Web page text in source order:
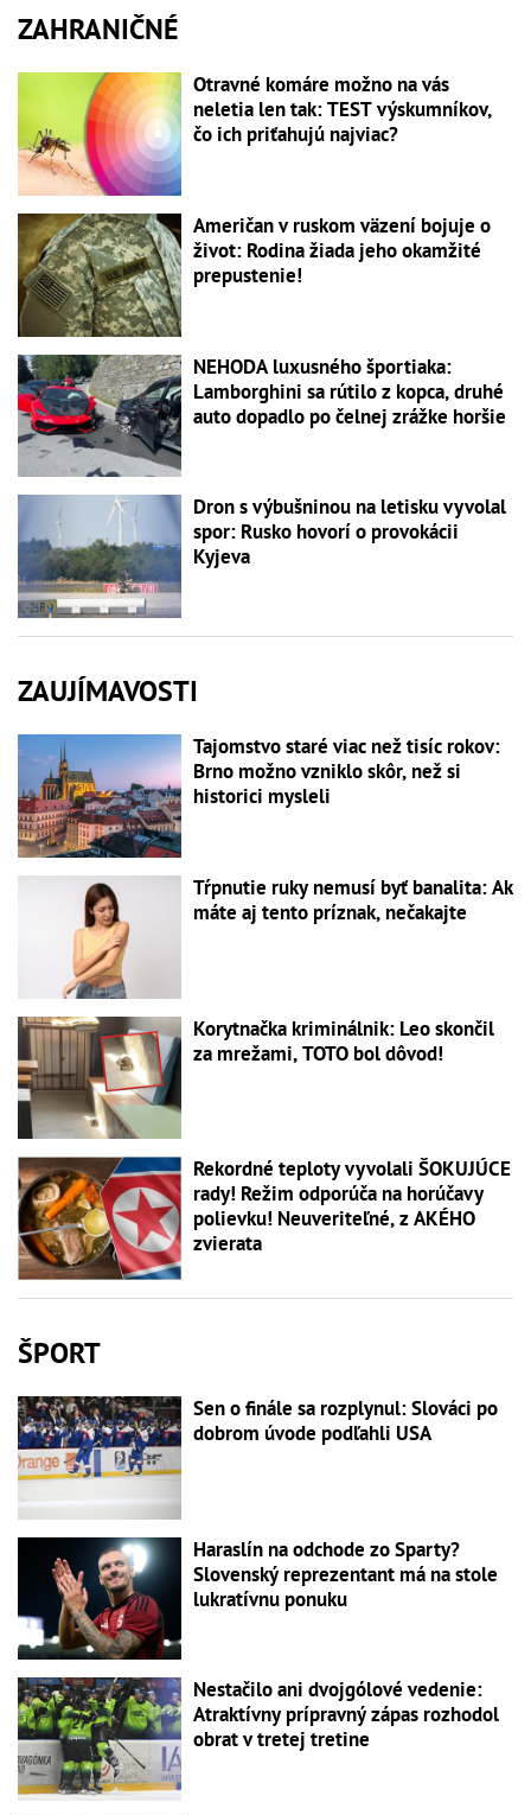
ZAHRANIČNÉ
Otravné komáre možno na vás
neletia len tak: TEST výskumníkov,
čo ich priťahujú najviac?
Američan v ruskom väzení bojuje o
život: Rodina žiada jeho okamžité
prepustenie!
NEHODA luxusného športiaka:
Lamborghini sa rútilo z kopca, druhé
auto dopadlo po čelnej zrážke horšie
Dron s výbušninou na letisku vyvolal
spor: Rusko hovorí o provokácii
Kyjeva
ZAUJÍMAVOSTI
Tajomstvo staré viac než tisíc rokov:
Brno možno vzniklo skôr, než si
historici mysleli
Tŕpnutie ruky nemusí byť banalita: Ak
máte aj tento príznak, nečakajte
Korytnačka kriminálnik: Leo skončil
za mrežami, TOTO bol dôvod!
Rekordné teploty vyvolali ŠOKUJÚCE
rady! Režim odporúča na horúčavy
polievku! Neuveriteľné, z AKÉHO
zvierata
ŠPORT
Sen o finále sa rozplynul: Slováci po
dobrom úvode podľahli USA
Haraslín na odchode zo Sparty?
Slovenský reprezentant má na stole
lukratívnu ponuku
Nestačilo ani dvojgólové vedenie:
Atraktívny prípravný zápas rozhodol
obrat v tretej tretine